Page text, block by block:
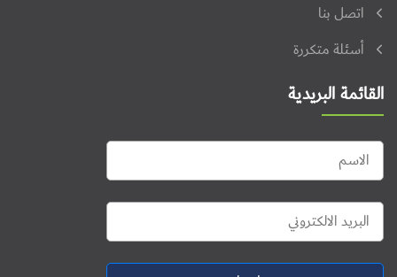
اتصل بنا
أسئلة متكررة
القائمة البريدية